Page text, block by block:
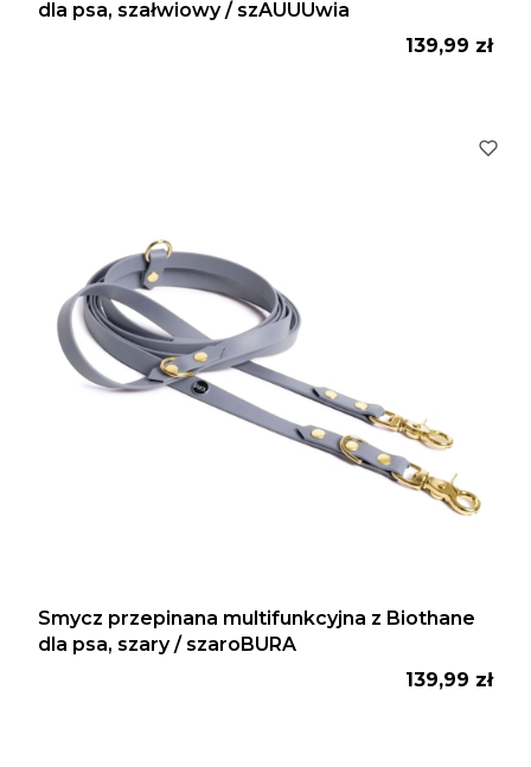
dla psa, szałwiowy / szAUUUwia
Cena
139,99 zł
Smycz przepinana multifunkcyjna z Biothane
dla psa, szary / szaroBURA
Cena
139,99 zł